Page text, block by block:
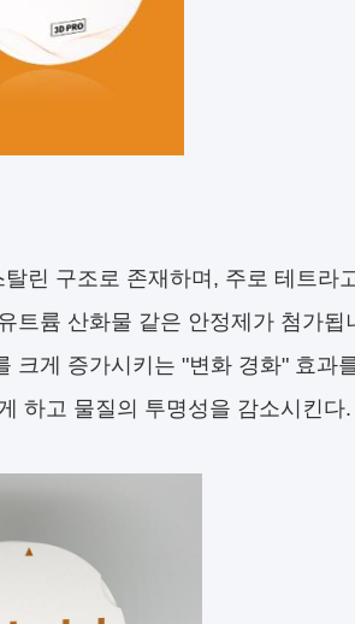
린 구조로 존재하며, 주로 테트라
륨 산화물 같은 안정제가 첨가됩
크게 증가시키는 "변화 경화" 효과
하고 물질의 투명성을 감소시킨다.